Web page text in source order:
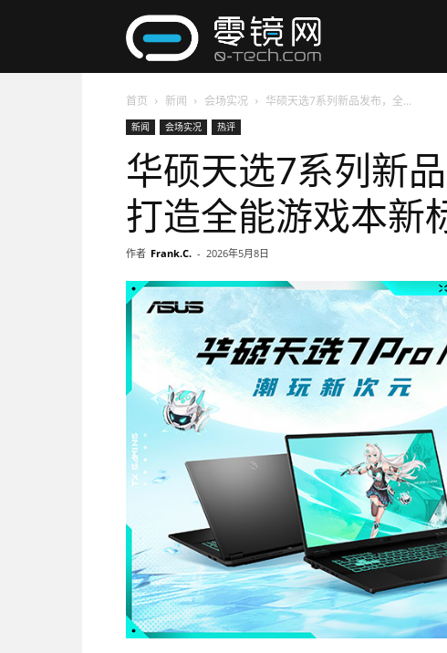
镜
网
首页 新闻 会场实况 华硕天选7系列新品发布，全...
新闻 会场实况 热评
华硕天选7系列新
打造全能游戏本新
作者 Frank.C. - 2026年5月8日